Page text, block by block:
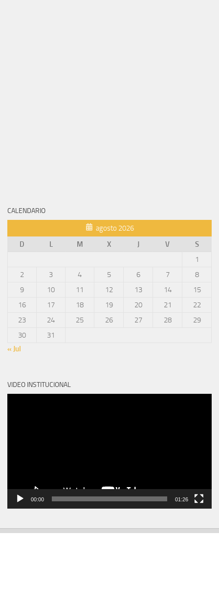
CALENDARIO
agosto 2026
D
L M X J V
S
1
2
3 4 5 6 7
8
9
10 11 12 13 14
15
16
17 18 19 20 21
22
23
24 25 26 27 28
29
30
31
« Jul
VIDEO INSTITUCIONAL
00:00 01:26